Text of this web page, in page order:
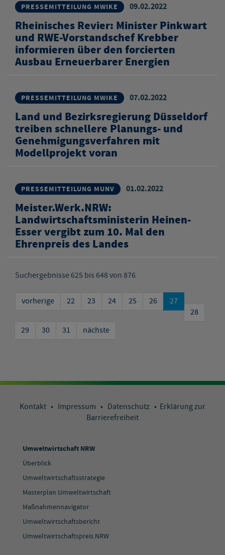
PRESSEMITTEILUNG MWIKE 09.02.2022
Rheinisches Revier: Minister Pinkwart
und RWE-Vorstandschef Krebber
informieren über den forcierten
Ausbau Erneuerbarer Energien
PRESSEMITTEILUNG MWIKE 07.02.2022
Land und Bezirksregierung Düsseldorf
treiben schnellere Planungs- und
Genehmigungsverfahren mit
Modellprojekt voran
PRESSEMITTEILUNG MUNV 01.02.2022
Meister.Werk.NRW:
Landwirtschaftsministerin Heinen-
Esser vergibt zum 10. Mal den
Ehrenpreis des Landes
Suchergebnisse 625 bis 648 von 876
vorherige 22 23 24 25 26
27
28
29
30 31 nächste
Kontakt • Impressum • Datenschutz • Erklärung zur
Barrierefreiheit
Umweltwirtschaft NRW
Überblick
Umweltwirtschaftsstrategie
Masterplan Umweltwirtschaft
Maßnahmennavigator
Umweltwirtschaftsbericht
Umweltwirtschaftspreis.NRW